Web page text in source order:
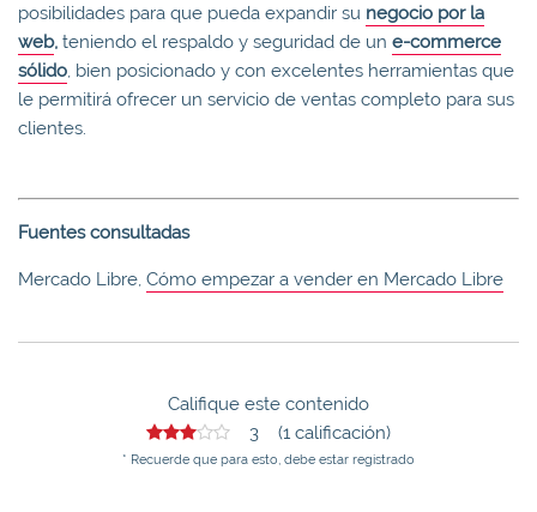
posibilidades para que pueda expandir su negocio por la
web, teniendo el respaldo y seguridad de un e-commerce
sólido, bien posicionado y con excelentes herramientas que
le permitirá ofrecer un servicio de ventas completo para sus
clientes.
Fuentes consultadas
Mercado Libre, Cómo empezar a vender en Mercado Libre
Califique este contenido
3 (1 calificación)
* Recuerde que para esto, debe estar registrado